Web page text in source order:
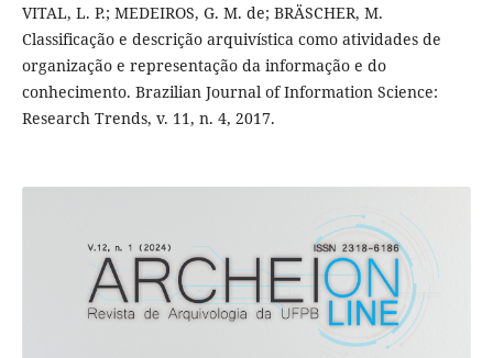
VITAL, L. P.; MEDEIROS, G. M. de; BRÄSCHER, M.
Classificação e descrição arquivística como atividades de
organização e representação da informação e do
conhecimento. Brazilian Journal of Information Science:
Research Trends, v. 11, n. 4, 2017.